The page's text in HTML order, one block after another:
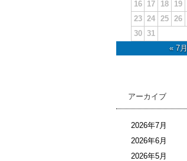
16
17 18 19
23 24 25 26
30 31
« 7月
アーカイブ
2026年7月
2026年6月
2026年5月